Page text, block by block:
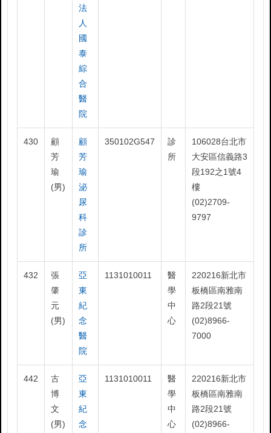
法
人
國
泰
綜
合
醫
院
430
顧
芳
瑜
(男)
顧
芳
瑜
泌
尿
科
診
所
350102G547
診
所
106028台北市
大安區信義路3
段192之1號4
樓
(02)2709-
9797
432
張
肇
元
(男)
亞
東
紀
念
醫
院
1131010011
醫
學
中
心
220216新北市
板橋區南雅南
路2段21號
(02)8966-
7000
442
古
博
文
(男)
亞
東
紀
念
1131010011
醫
學
中
心
220216新北市
板橋區南雅南
路2段21號
(02)8966-